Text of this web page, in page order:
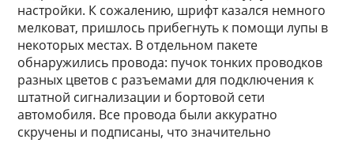
настройки. К сожалению, шрифт казался немного
мелковат, пришлось прибегнуть к помощи лупы в
некоторых местах. В отдельном пакете
обнаружились провода: пучок тонких проводков
разных цветов с разъемами для подключения к
штатной сигнализации и бортовой сети
автомобиля. Все провода были аккуратно
скручены и подписаны, что значительно